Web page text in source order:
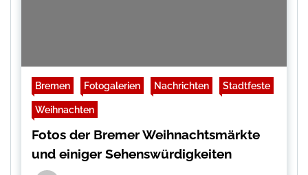
Bremen Fotogalerien Nachrichten Stadtfeste
Weihnachten
Fotos der Bremer Weihnachtsmärkte
und einiger Sehenswürdigkeiten